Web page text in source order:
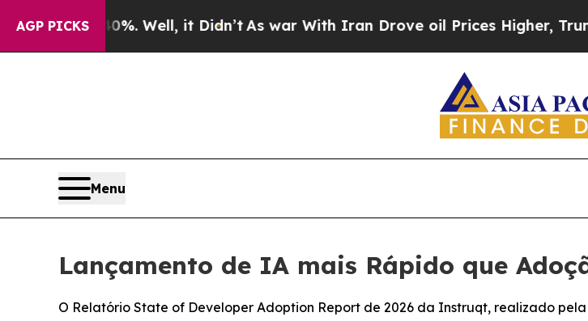
AGP PICKS
40%. Well, it Didn’tAs war With Iran Drove oil Prices Higher, Trump
Menu
Lançamento de IA mais Rápido que
O Relatório State of Developer Adoption Report de 2026 da Instruqt, realizado